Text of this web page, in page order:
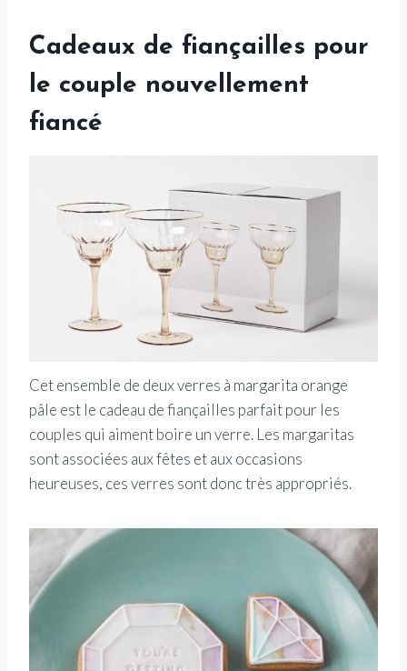
Cadeaux de fiançailles pour
le couple nouvellement
fiancé
Cet ensemble de deux verres à margarita orange
pâle est le cadeau de fiançailles parfait pour les
couples qui aiment boire un verre. Les margaritas
sont associées aux fêtes et aux occasions
heureuses, ces verres sont donc très appropriés.